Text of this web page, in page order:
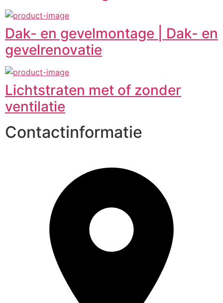
Dak- en gevelmontage | Dak- en
gevelrenovatie
Lichtstraten met of zonder
ventilatie
Contactinformatie